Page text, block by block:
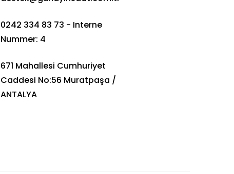
0242 334 83 73 - Interne
Nummer: 4
671 Mahallesi Cumhuriyet
Caddesi No:56 Muratpaşa /
ANTALYA